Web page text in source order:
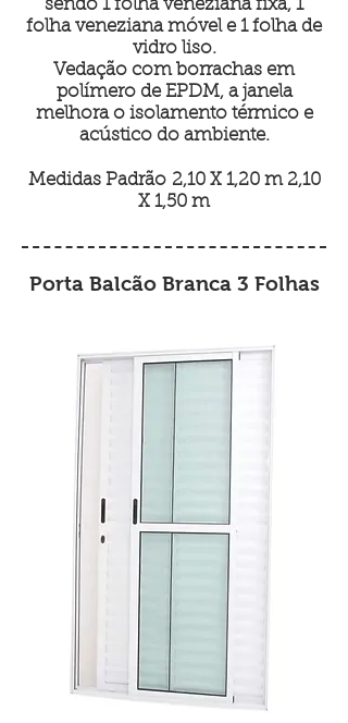
sendo 1 folha veneziana fixa, 1
folha veneziana móvel e 1 folha de
vidro liso.
Vedação com borrachas em
polímero de EPDM, a janela
melhora o isolamento térmico e
acústico do ambiente.
Medidas Padrão 2,10 X 1,20 m 2,10
X 1,50 m
Porta Balcão Branca 3 Folhas